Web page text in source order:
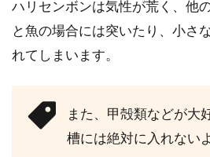
ハリセンボンは気性が荒く、他
と魚の場合には突いたり、小さ
れてしまいます。
また、甲殻類などが大
槽には絶対に入れない